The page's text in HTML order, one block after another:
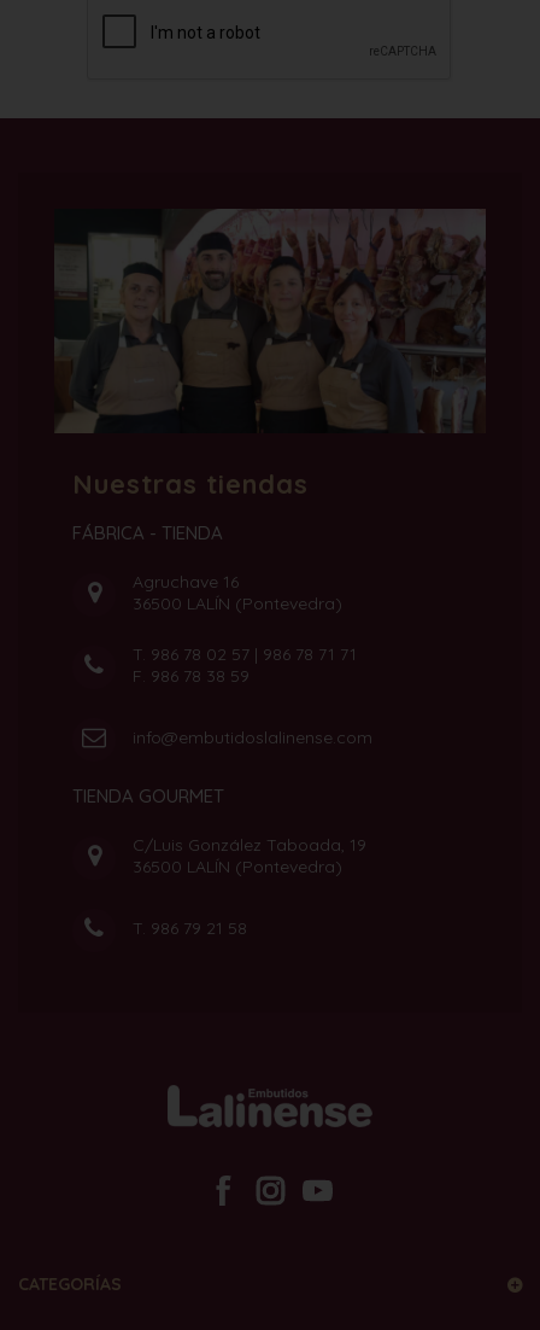
Nuestras tiendas
FÁBRICA - TIENDA
Agruchave 16
36500 LALÍN (Pontevedra)
T. 986 78 02 57 | 986 78 71 71
F. 986 78 38 59
info@embutidoslalinense.com
TIENDA GOURMET
C/Luis González Taboada, 19
36500 LALÍN (Pontevedra)
T. 986 79 21 58
CATEGORÍAS